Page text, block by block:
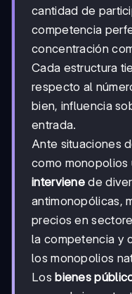
cantidad de
competencia
concentración
Cada estructura
respecto al
bien, influencia
entrada.
Ante situaciones
como
interviene de
antimonopólicas,
precios en
la competencia y
los monopolios
Los bienes